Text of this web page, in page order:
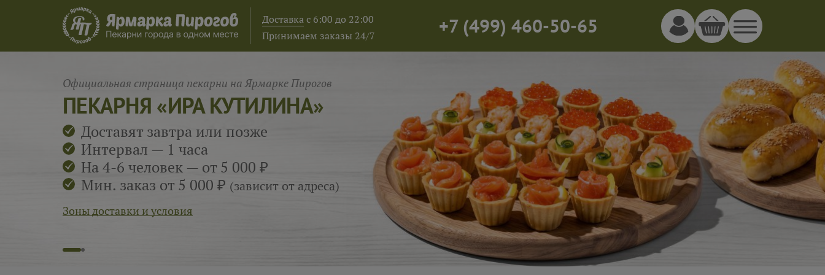
Доставкас 6:00 до 22:00
Принимаем заказы 24/7
+7(499) 460-50-65
ПЕКАРНЯ «ИРА КУТИЛИНА»
Официальная страница пекарни на Ярмарке Пирогов
Доставят завтра или позже
Интервал — 1 часа
На 4-6 человек — от 5 000 ₽
Мин. заказ от 5 000 ₽ (зависит от адреса)
Зоны доставки и условия